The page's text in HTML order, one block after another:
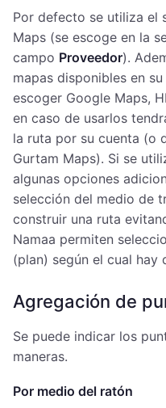
Por defecto se utiliza el
Maps (se escoge en la
campo Proveedor).
mapas disponibles en
escoger Google Maps,
en caso de usarlos
la ruta por su cuenta (o
Gurtam Maps). Si se
algunas opciones
selección del medio de
construir una ruta
Namaa permiten
(plan) según el cual hay
Agregación de
Se puede indicar los
maneras.
Por medio del ratón